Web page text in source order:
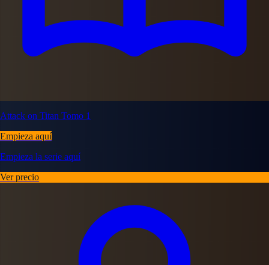
Attack on Titan Tomo 1
Empieza aquí
Empieza la serie aquí
Ver precio